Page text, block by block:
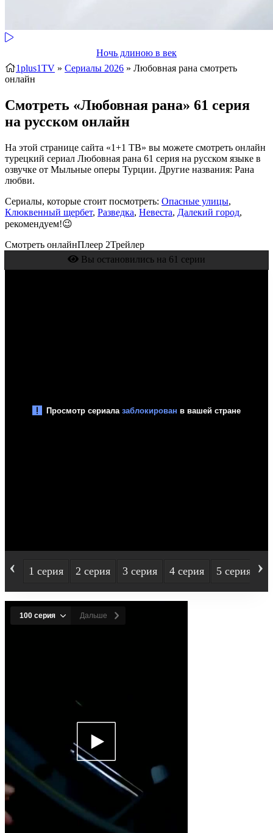
Ночь длиною в век
1plus1TV » Сериалы 2026 » Любовная рана смотреть
онлайн
Смотреть «Любовная рана» 61 серия
на русском онлайн
На этой странице сайта «1+1 ТВ» вы можете смотреть онлайн
турецкий сериал Любовная рана 61 серия на русском языке в
озвучке от Мыльные оперы Турции. Другие названия: Рана
любви.
Сериалы, которые стоит посмотреть: Опасные улицы,
Клюквенный щербет, Разведка, Невеста, Далекий город,
рекомендуем!😉
Смотреть онлайнПлеер 2Трейлер
Вы остановились на 61 серии
‹ 1 серия 2 серия 3 серия 4 серия 5 серия ›